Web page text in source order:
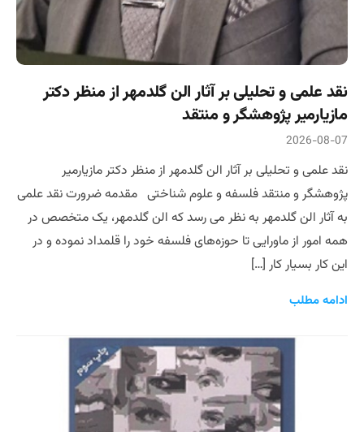
نقد علمی و تحلیلی بر آثار الن گلدمهر از منظر دکتر
مازیارمیر پژوهشگر و منتقد
2026-08-07
نقد علمی و تحلیلی بر آثار الن گلدمهر از منظر دکتر مازیارمیر
پژوهشگر و منتقد فلسفه و علوم شناختی مقدمه ضرورت نقد علمی
به آثار الن گلدمهر به نظر می رسد که الن گلدمهر، یک متخصص در
همه امور از ماورایی تا حوزه‌های فلسفه خود را قلمداد نموده و در
این کار بسیار کار […]
ادامه مطلب